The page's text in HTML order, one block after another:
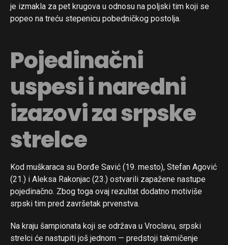
je izmakla za pet krugova u odnosu na poljski tim koji se
popeo na treću stepenicu pobedničkog postolja.
Pojedinačni
uspesi i naredni
izazovi za srpske
strelce
Kod muškaraca su Đorđe Savić (19. mesto), Stefan Agović
(21.) i Aleksa Rakonjac (23.) ostvarili zapažene nastupe
pojedinačno. Zbog toga ovaj rezultat dodatno motiviše
srpski tim pred završetak prvenstva.
Na kraju šampionata koji se održava u Vroclavu, srpski
strelci će nastupiti još jednom — predstoji takmičenje